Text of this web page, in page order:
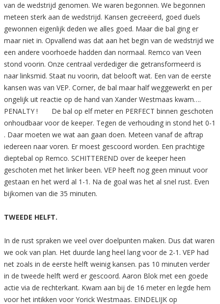
van de wedstrijd genomen. We waren begonnen. We begonnen
meteen sterk aan de wedstrijd. Kansen gecreëerd, goed duels
gewonnen eigenlijk deden we alles goed. Maar die bal ging er
maar niet in. Opvallend was dat aan het begin van de wedstrijd we
een andere voorhoede hadden dan normaal. Remco van Veen
stond voorin. Onze centraal verdediger die getransformeerd is
naar linksmid. Staat nu voorin, dat belooft wat. Een van de eerste
kansen was van VEP. Corner, de bal maar half weggewerkt en per
ongelijk uit reactie op de hand van Xander Westmaas kwam….
PENALTY ! De bal op elf meter en PERFECT binnen geschoten
onhoudbaar voor de keeper. Tegen de verhouding in stond het 0-1
. Daar moeten we wat aan gaan doen. Meteen vanaf de aftrap
iedereen naar voren. Er moest gescoord worden. Een prachtige
dieptebal op Remco. SCHITTEREND over de keeper heen
geschoten met het linker been. VEP heeft nog geen minuut voor
gestaan en het werd al 1-1. Na de goal was het al snel rust. Even
bijkomen van die 35 minuten.
TWEEDE HELFT.
In de rust spraken we veel over doelpunten maken. Dus dat waren
we ook van plan. Het duurde lang heel lang voor de 2-1. VEP had
net zoals in de eerste helft weinig kansen. pas 10 minuten verder
in de tweede helft werd er gescoord. Aaron Blok met een goede
actie via de rechterkant. Kwam aan bij de 16 meter en legde hem
voor het intikken voor Yorick Westmaas. EINDELIJK op